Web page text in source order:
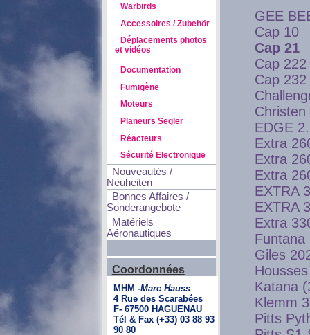
Warbirds
Accessoires / Zubehör
Déplacements photos
et vidéos
Documentation
Fumigène
Moteurs
Planeurs Segler
Réacteurs
Sécurité Electronique
Nouveautés /
Neuheiten
Bonnes Affaires /
Sonderangebote
Matériels
Aéronautiques
Coordonnées
MHM -Marc Hauss
4 Rue des Scarabées
F- 67500 HAGUENAU
Tél & Fax (+33) 03 88 93
90 80
GEE
Cap 10
Cap 21
Cap 222
Cap 232
Christen
EDGE
Extra
Extra
Extra
EXTRA
EXTRA
Extra
Funtana
Giles
Housses
Katana
Klemm
Pitts